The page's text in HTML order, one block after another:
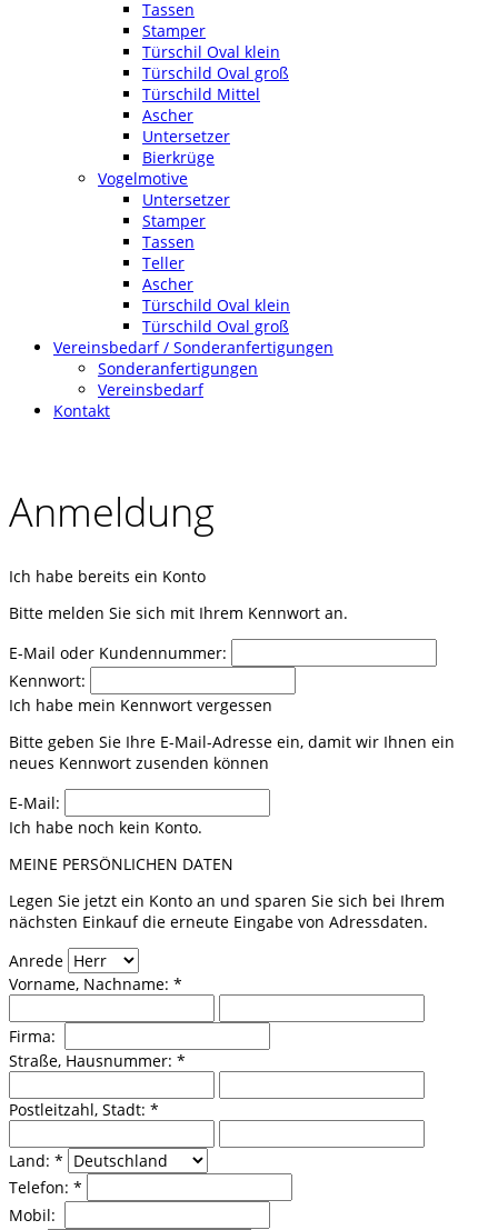
Tassen
Stamper
Türschil Oval klein
Türschild Oval groß
Türschild Mittel
Ascher
Untersetzer
Bierkrüge
Vogelmotive
Untersetzer
Stamper
Tassen
Teller
Ascher
Türschild Oval klein
Türschild Oval groß
Vereinsbedarf / Sonderanfertigungen
Sonderanfertigungen
Vereinsbedarf
Kontakt
Anmeldung
Ich habe bereits ein Konto
Bitte melden Sie sich mit Ihrem Kennwort an.
E-Mail oder Kundennummer:
Kennwort:
Ich habe mein Kennwort vergessen
Bitte geben Sie Ihre E-Mail-Adresse ein, damit wir Ihnen ein
neues Kennwort zusenden können
E-Mail:
Ich habe noch kein Konto.
MEINE PERSÖNLICHEN DATEN
Legen Sie jetzt ein Konto an und sparen Sie sich bei Ihrem
nächsten Einkauf die erneute Eingabe von Adressdaten.
Anrede
Vorname, Nachname: *
Firma:
Straße, Hausnummer: *
Postleitzahl, Stadt: *
Land: *
Telefon: *
Mobil: